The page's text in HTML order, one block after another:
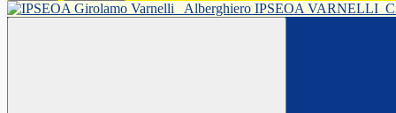
Alberghiero IPSEOA VARNELLI